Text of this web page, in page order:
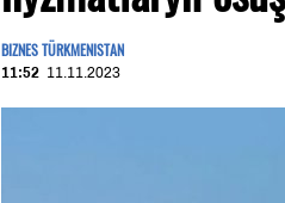
BIZNES TÜRKMENISTAN
11:52 11.11.2023